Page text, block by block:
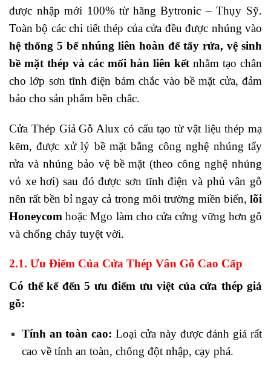
được nhập mới 100% từ hãng Bytronic – Thụy Sỹ.
Toàn bộ các chi tiết thép của cửa đều được nhúng vào
hệ thống 5 bể nhúng liên hoàn để tẩy rửa, vệ sinh
bề mặt thép và các mối hàn liên kết nhằm tạo chân
cho lớp sơn tĩnh điện bám chắc vào bề mặt cửa, đảm
bảo cho sản phẩm bền chắc.
Cửa Thép Giả Gỗ Alux có cấu tạo từ vật liệu thép mạ
kẽm, được xử lý bề mặt bằng công nghệ nhúng tẩy
rửa và nhúng bảo vệ bề mặt (theo công nghệ nhúng
vỏ xe hơi) sau đó được sơn tĩnh điện và phủ vân gỗ
nên rất bền bỉ ngay cả trong môi trường miền biển, lõi
Honeycom hoặc Mgo làm cho cửa cứng vững hơn gỗ
và chống cháy tuyệt vời.
2.1. Ưu Điểm Của Cửa Thép Vân Gỗ Cao Cấp
Có thể kể đến 5 ưu điểm ưu việt của cửa thép giả
gỗ:
Tính an toàn cao: Loại cửa này được đánh giá rất
cao về tính an toàn, chống đột nhập, cạy phá.